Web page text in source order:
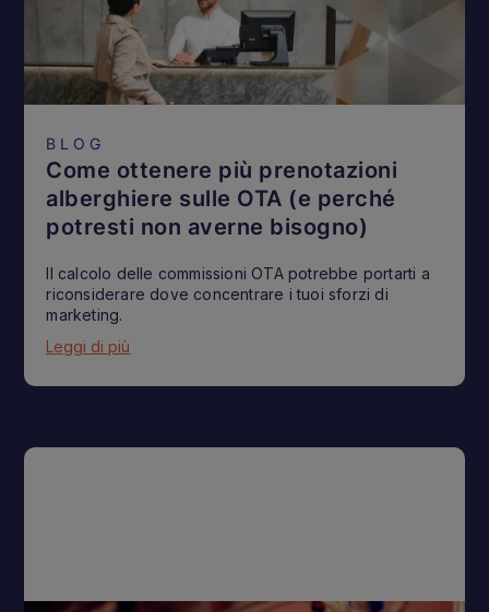
BLOG
Come ottenere più prenotazioni
alberghiere sulle OTA (e perché
potresti non averne bisogno)
Il calcolo delle commissioni OTA potrebbe portarti a
riconsiderare dove concentrare i tuoi sforzi di
marketing.
Leggi di più